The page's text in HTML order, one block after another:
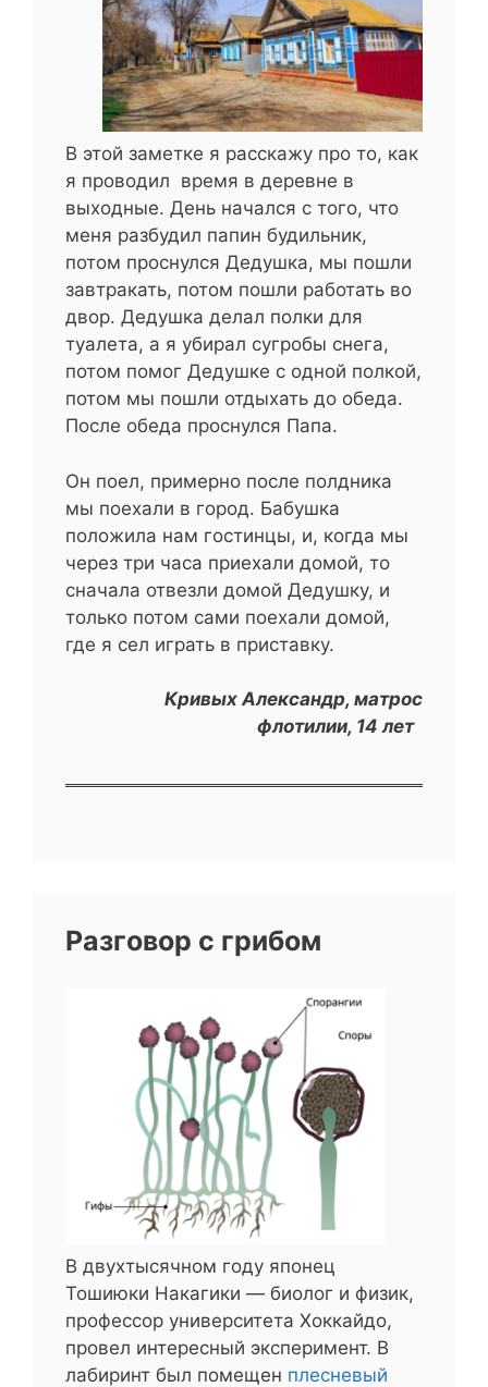
В этой заметке я расскажу про то, как
я проводил время в деревне в
выходные. День начался с того, что
меня разбудил папин будильник,
потом проснулся Дедушка, мы пошли
завтракать, потом пошли работать во
двор. Дедушка делал полки для
туалета, а я убирал сугробы снега,
потом помог Дедушке с одной полкой,
потом мы пошли отдыхать до обеда.
После обеда проснулся Папа.
Он поел, примерно после полдника
мы поехали в город. Бабушка
положила нам гостинцы, и, когда мы
через три часа приехали домой, то
сначала отвезли домой Дедушку, и
только потом сами поехали домой,
где я сел играть в приставку.
Кривых Александр, матрос
флотилии, 14 лет
Разговор с грибом
В двухтысячном году японец
Тошиюки Накагики — биолог и физик,
профессор университета Хоккайдо,
провел интересный эксперимент. В
лабиринт был помещен плесневый